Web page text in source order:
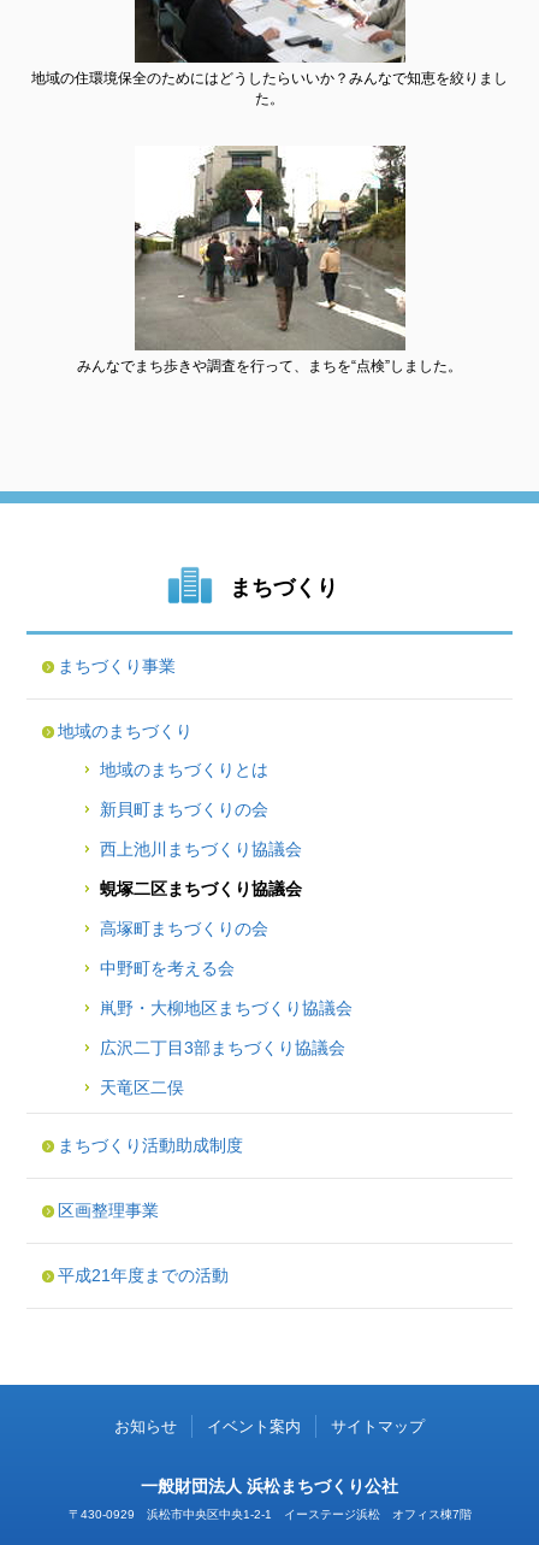
地域の住環境保全のためにはどうしたらいいか？みんなで知恵を絞りまし
た。
みんなでまち歩きや調査を行って、まちを“点検”しました。
まちづくり
まちづくり事業
地域のまちづくり
地域のまちづくりとは
新貝町まちづくりの会
西上池川まちづくり協議会
蜆塚二区まちづくり協議会
高塚町まちづくりの会
中野町を考える会
鼡野・大柳地区まちづくり協議会
広沢二丁目3部まちづくり協議会
天竜区二俣
まちづくり活動助成制度
区画整理事業
平成21年度までの活動
お知らせ イベント案内 サイトマップ
一般財団法人 浜松まちづくり公社
〒430-0929 浜松市中央区中央1-2-1 イーステージ浜松 オフィス棟7階